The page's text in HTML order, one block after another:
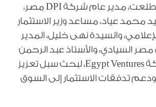
والسيد إسماعيل طلعت، مدير عام شركة DPI مصر،
محمد عياد، مساعد وزير الاستثمار
والسيدة نهى خليل، المدير
السيادي، والأستاذ عبد الرحمن
منصور ممثل شركة Egypt Ventures، لبحث سبل تعزيز
تدفقات الاستثمار إلى السوق